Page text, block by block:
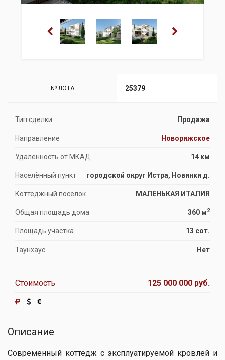
№ ЛОТА 25379
Тип сделки Продажа
Направление Новорижское
Удаленность от МКАД 14 км
Населённый пункт городской округ Истра, Новинки д.
Коттеджный посёлок МАЛЕНЬКАЯ ИТАЛИЯ
Общая площадь дома 360 м2
Площадь участка 13 сот.
Таунхаус Нет
Стоимость 125 000 000 руб.
Описание
Современный коттедж с эксплуатируемой кровлей и